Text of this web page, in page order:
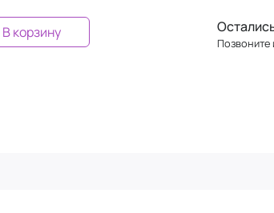
В корзину
Позвоните